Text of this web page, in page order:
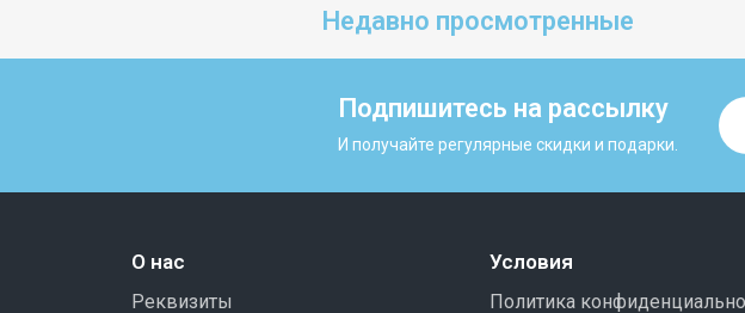
Недавно просмотренные
Подпишитесь на рассылку
И получайте регулярные скидки и подарки.
О нас
Реквизиты
Условия
Политика